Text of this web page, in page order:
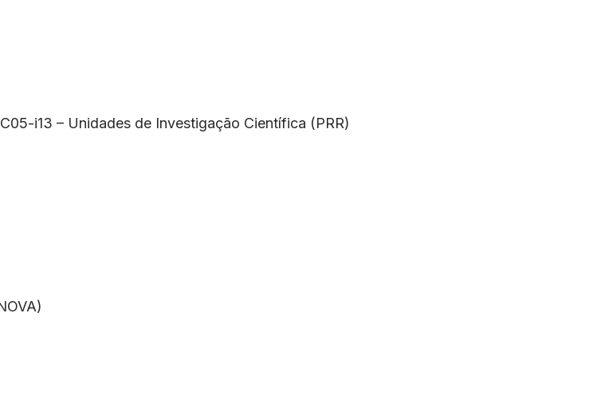
i13 – Unidades de Investigação Científica (PRR)